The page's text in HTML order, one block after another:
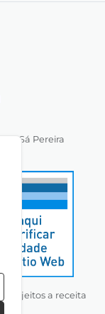
de Sá Pereira
sujeitos a receita